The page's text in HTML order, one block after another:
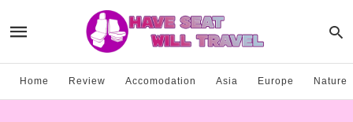
Home Review Accomodation Asia Europe Nature